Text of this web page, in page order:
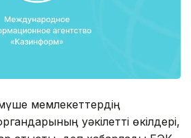
мемлекеттердің
уәкілетті өкілдері,